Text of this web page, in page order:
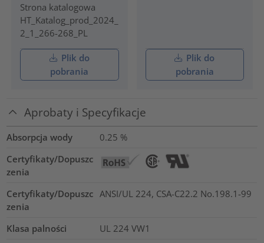
Strona katalogowa
HT_Katalog_prod_2024_
2_1_266-268_PL
Plik do
pobrania
Plik do
pobrania
Aprobaty i Specyfikacje
Absorpcja wody 0.25 %
Certyfikaty/Dopuszc
zenia
Certyfikaty/Dopuszc
zenia
ANSI/UL 224, CSA-C22.2 No.198.1-99
Klasa palności
UL 224 VW1